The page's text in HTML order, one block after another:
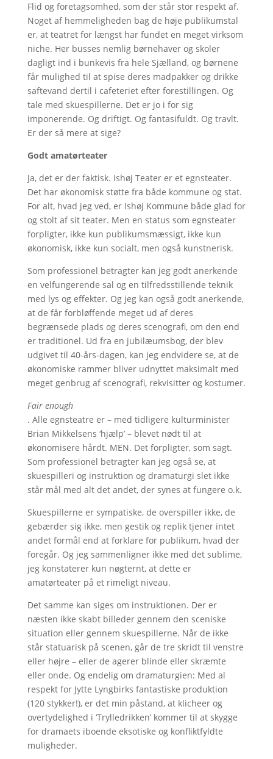
Flid og foretagsomhed, som der står stor respekt af.
Noget af hemmeligheden bag de høje publikumstal
er, at teatret for længst har fundet en meget virksom
niche. Her busses nemlig børnehaver og skoler
dagligt ind i bunkevis fra hele Sjælland, og børnene
får mulighed til at spise deres madpakker og drikke
saftevand dertil i cafeteriet efter forestillingen. Og
tale med skuespillerne. Det er jo i for sig
imponerende. Og driftigt. Og fantasifuldt. Og travlt.
Er der så mere at sige?
Godt amatørteater
Ja, det er der faktisk. Ishøj Teater er et egnsteater.
Det har økonomisk støtte fra både kommune og stat.
For alt, hvad jeg ved, er Ishøj Kommune både glad for
og stolt af sit teater. Men en status som egnsteater
forpligter, ikke kun publikumsmæssigt, ikke kun
økonomisk, ikke kun socialt, men også kunstnerisk.
Som professionel betragter kan jeg godt anerkende
en velfungerende sal og en tilfredsstillende teknik
med lys og effekter. Og jeg kan også godt anerkende,
at de får forbløffende meget ud af deres
begrænsede plads og deres scenografi, om den end
er traditionel. Ud fra en jubilæumsbog, der blev
udgivet til 40-års-dagen, kan jeg endvidere se, at de
økonomiske rammer bliver udnyttet maksimalt med
meget genbrug af scenografi, rekvisitter og kostumer.
Fair enough
. Alle egnsteatre er – med tidligere kulturminister
Brian Mikkelsens ‘hjælp’ – blevet nødt til at
økonomisere hårdt. MEN. Det forpligter, som sagt.
Som professionel betragter kan jeg også se, at
skuespilleri og instruktion og dramaturgi slet ikke
står mål med alt det andet, der synes at fungere o.k.
Skuespillerne er sympatiske, de overspiller ikke, de
gebærder sig ikke, men gestik og replik tjener intet
andet formål end at forklare for publikum, hvad der
foregår. Og jeg sammenligner ikke med det sublime,
jeg konstaterer kun nøgternt, at dette er
amatørteater på et rimeligt niveau.
Det samme kan siges om instruktionen. Der er
næsten ikke skabt billeder gennem den sceniske
situation eller gennem skuespillerne. Når de ikke
står statuarisk på scenen, går de tre skridt til venstre
eller højre – eller de agerer blinde eller skræmte
eller onde. Og endelig om dramaturgien: Med al
respekt for Jytte Lyngbirks fantastiske produktion
(120 stykker!), er det min påstand, at klicheer og
overtydelighed i ‘Trylledrikken’ kommer til at skygge
for dramaets iboende eksotiske og konfliktfyldte
muligheder.